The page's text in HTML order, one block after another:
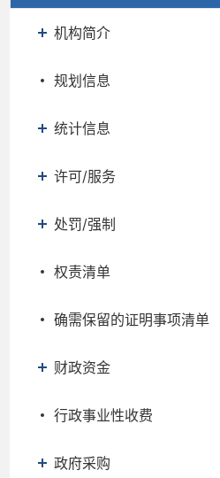
机构简介
规划信息
统计信息
许可/服务
处罚/强制
权责清单
确需保留的证明事项清单
财政资金
行政事业性收费
政府采购